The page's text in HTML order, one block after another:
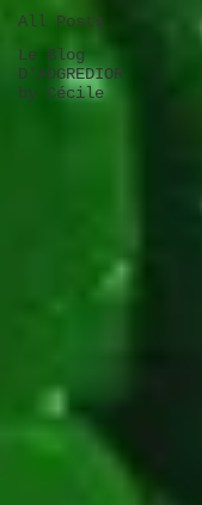
All Posts
Le Blog
D'ADGREDIOR
by Cécile